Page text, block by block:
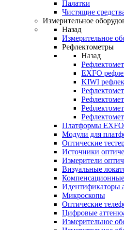
Палатки
Чистящие
Измерительное
Назад
Измерительное
Рефлектометры
Назад
EXFO
KIWI
Платформы EXFO
Модули для
Оптические
Источники
Измерители
Визуальные
Идентификаторы
Микроскопы
Оптические
Цифровые
Измерительное